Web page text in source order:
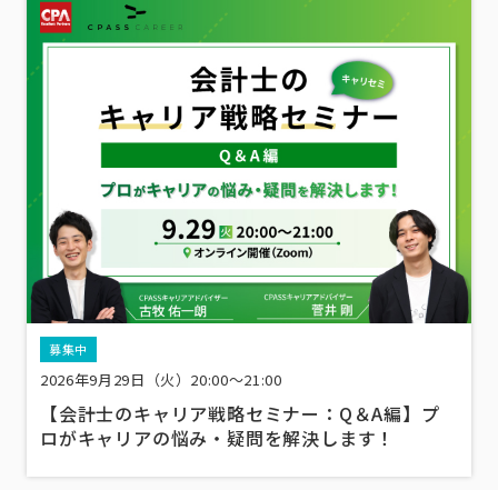
募集中
2026年9月29日（火）20:00～21:00
【会計士のキャリア戦略セミナー：Q＆A編】プ
ロがキャリアの悩み・疑問を解決します！